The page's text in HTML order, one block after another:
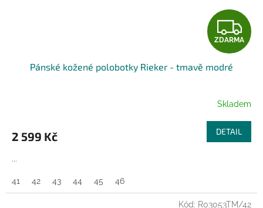
Z
D
R
M
A
ZDARMA
Pánské kožené polobotky Rieker - tmavě modré
Skladem
2 599 Kč DETAIL
...
41 42 43 44 45 46
Kód: R03053TM/42